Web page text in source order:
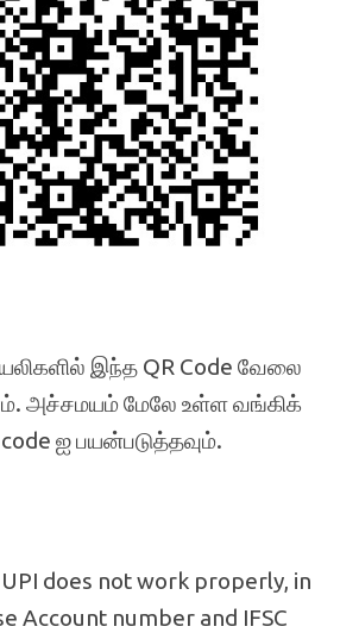
இந்த QR Code வேலை
அச்சமயம் மேலே உள்ள வங்கிக்
ஐ பயன்படுத்தவும்.
does not work properly, in
Account number and IFSC